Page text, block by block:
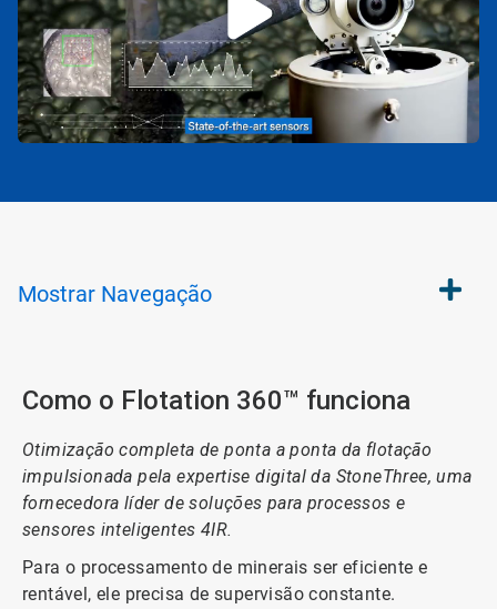
Mostrar Navegação
Como o Flotation 360™ funciona
Otimização completa de ponta a ponta da flotação
impulsionada pela expertise digital da StoneThree, uma
fornecedora líder de soluções para processos e
sensores inteligentes 4IR.
Para o processamento de minerais ser eficiente e
rentável, ele precisa de supervisão constante.